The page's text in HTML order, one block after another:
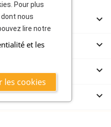




Pour plus
nous
lire notre
et les
les cookies